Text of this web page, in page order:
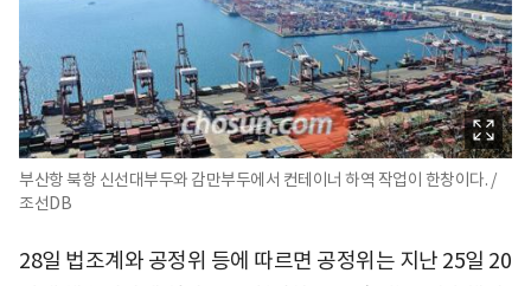
부산항 북항 신선대부두와 감만부두에서 컨테이너 하역 작업이 한창이다. /
조선DB
28일 법조계와 공정위 등에 따르면 공정위는 지난 25일 20